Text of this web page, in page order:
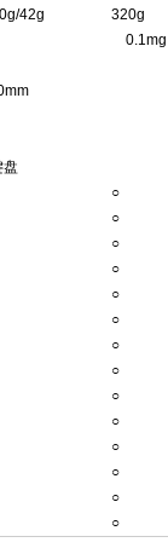
42g 320g
0.1mg
盘
○
○
○
○
○
○
○
○
○
○
○
○
○
○